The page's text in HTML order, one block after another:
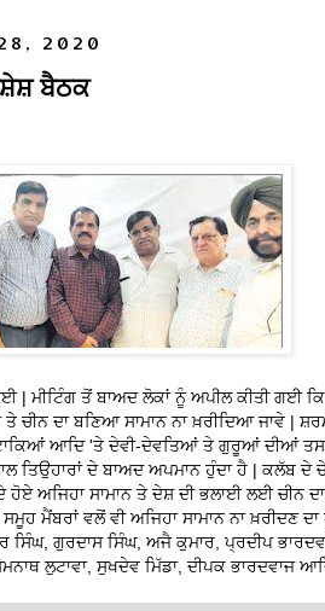
2020
ਬੈਠਕ
| ਮੀਟਿੰਗ ਤੋਂ ਬਾਅਦ ਲੋਕਾਂ ਨੂੰ ਅਪੀਲ ਕੀਤੀ ਗਈ
ਚੀਨ ਦਾ ਬਣਿਆ ਸਾਮਾਨ ਨਾ ਖ਼ਰੀਦਿਆ ਜਾਵੇ |
ਪਟਾਕਿਆਂ ਆਦਿ 'ਤੇ ਦੇਵੀ-ਦੇਵਤਿਆਂ ਤੇ ਗੁਰੂਆਂ ਦੀਆਂ
ਤਿਉਹਾਰਾਂ ਦੇ ਬਾਅਦ ਅਪਮਾਨ ਹੁੰਦਾ ਹੈ | ਕਲੱਬ
ਅਜਿਹਾ ਸਾਮਾਨ ਤੇ ਦੇਸ਼ ਦੀ ਭਲਾਈ ਲਈ ਚੀਨ
ਮੈਂਬਰਾਂ ਵਲੋਂ ਵੀ ਅਜਿਹਾ ਸਾਮਾਨ ਨਾ ਖ਼ਰੀਦਣ
ਸਿੰਘ, ਗੁਰਦਾਸ ਸਿੰਘ, ਅਜੈ ਕੁਮਾਰ, ਪ੍ਰਦੀਪ
ਲੁਟਾਵਾ, ਸੁਖਦੇਵ ਮਿੱਡਾ, ਦੀਪਕ ਭਾਰਦਵਾਜ